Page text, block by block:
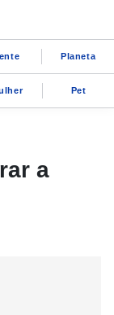
Planeta
Pet
a